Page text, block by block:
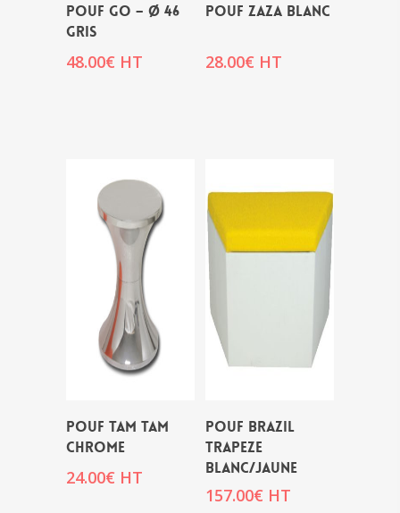
POUF GO – Ø 46
GRIS
48.00€ HT
POUF ZAZA BLANC
28.00€ HT
POUF TAM TAM
CHROME
24.00€ HT
POUF BRAZIL
TRAPEZE
BLANC/JAUNE
157.00€ HT